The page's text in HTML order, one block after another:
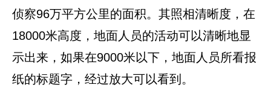
侦察96万平方公里的面积。其照相清晰度，在
18000米高度，地面人员的活动可以清晰地显
示出来，如果在9000米以下，地面人员所看报
纸的标题字，经过放大可以看到。